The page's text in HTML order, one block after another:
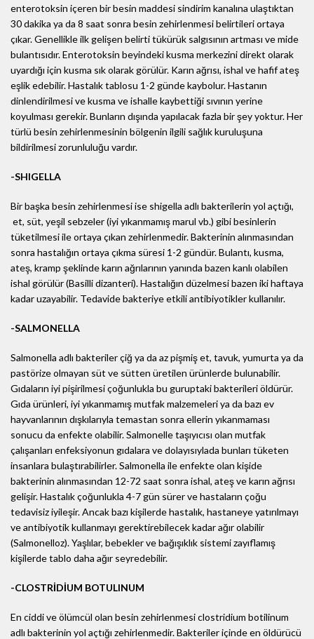
enterotoksin içeren bir besin maddesi sindirim kanalına ulaştıktan
30 dakika ya da 8 saat sonra besin zehirlenmesi belirtileri ortaya
çıkar. Genellikle ilk gelişen belirti tükürük salgısının artması ve mide
bulantısıdır. Enterotoksin beyindeki kusma merkezini direkt olarak
uyardığı için kusma sık olarak görülür. Karın ağrısı, ishal ve hafif ateş
eşlik edebilir. Hastalık tablosu 1-2 günde kaybolur. Hastanın
dinlendirilmesi ve kusma ve ishalle kaybettiği sıvının yerine
koyulması gerekir. Bunların dışında yapılacak fazla bir şey yoktur. Her
türlü besin zehirlenmesinin bölgenin ilgili sağlık kuruluşuna
bildirilmesi zorunluluğu vardır.
-SHIGELLA
Bir başka besin zehirlenmesi ise shigella adlı bakterilerin yol açtığı,
et, süt, yeşil sebzeler (iyi yıkanmamış marul vb.) gibi besinlerin
tüketilmesi ile ortaya çıkan zehirlenmedir. Bakterinin alınmasından
sonra hastalığın ortaya çıkma süresi 1-2 gündür. Bulantı, kusma,
ateş, kramp şeklinde karın ağrılarının yanında bazen kanlı olabilen
ishal görülür (Basilli dizanteri). Hastalığın düzelmesi bazen iki haftaya
kadar uzayabilir. Tedavide bakteriye etkili antibiyotikler kullanılır.
-SALMONELLA
Salmonella adlı bakteriler çiğ ya da az pişmiş et, tavuk, yumurta ya da
pastörize olmayan süt ve sütten üretilen ürünlerde bulunabilir.
Gıdaların iyi pişirilmesi çoğunlukla bu guruptaki bakterileri öldürür.
Gıda ürünleri, iyi yıkanmamış mutfak malzemeleri ya da bazı ev
hayvanlarının dışkılarıyla temastan sonra ellerin yıkanmaması
sonucu da enfekte olabilir. Salmonelle taşıyıcısı olan mutfak
çalışanları enfeksiyonun gıdalara ve dolayısıylada bunları tüketen
insanlara bulaştırabilirler. Salmonella ile enfekte olan kişide
bakterinin alınmasından 12-72 saat sonra ishal, ateş ve karın ağrısı
gelişir. Hastalık çoğunlukla 4-7 gün sürer ve hastaların çoğu
tedavisiz iyileşir. Ancak bazı kişilerde hastalık, hastaneye yatırılmayı
ve antibiyotik kullanmayı gerektirebilecek kadar ağır olabilir
(Salmonelloz). Yaşlılar, bebekler ve bağışıklık sistemi zayıflamış
kişilerde tablo daha ağır seyredebilir.
-CLOSTRİDİUM BOTULINUM
En ciddi ve ölümcül olan besin zehirlenmesi clostridium botilinum
adlı bakterinin yol açtığı zehirlenmedir. Bakteriler içinde en öldürücü